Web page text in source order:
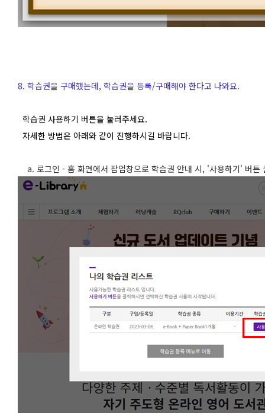
8. 학습권을 구매했는데, 학습권을 등록/구매해야 한다고 나와요.
학습권 사용하기 버튼을 눌러주세요.
자세한 방법은 아래와 같이 진행하시길 바랍니다.
a. 로그인 - 홈 화면에서 팝업창으로 학습권 안내 시, '사용하기' 버튼